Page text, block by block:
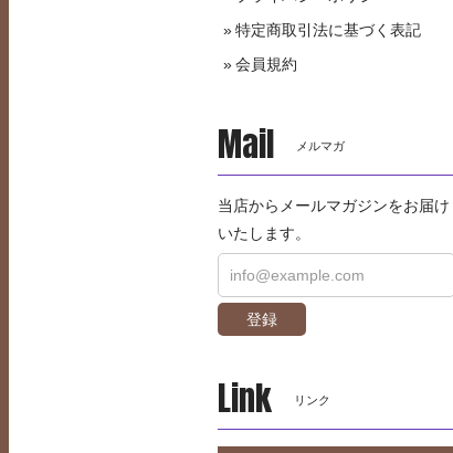
特定商取引法に基づく表記
会員規約
Mail メルマガ
当店からメールマガジンをお届け
いたします。
登録
Link リンク